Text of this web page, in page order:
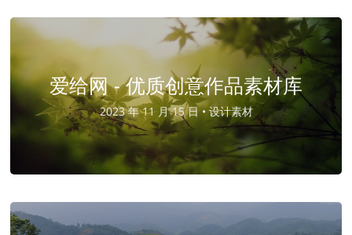
爱给网 - 优质创意作品素材库
2023 年 11 月 15 日 •设计素材